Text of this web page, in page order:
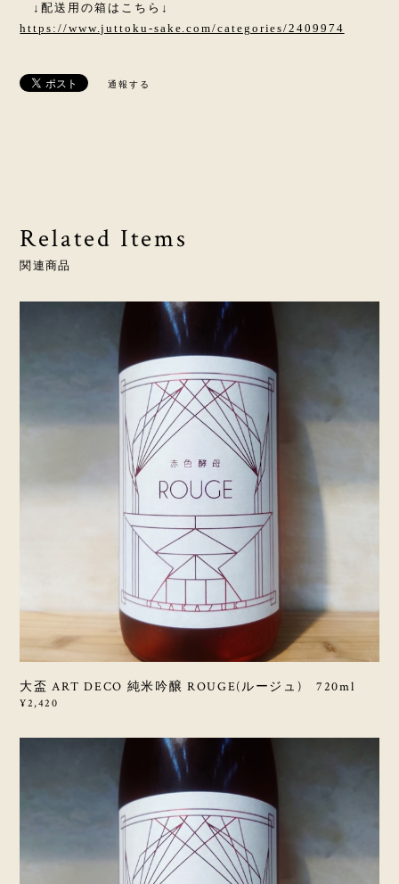
↓配送用の箱はこちら↓
https://www.juttoku-sake.com/categories/2409974
通報する
Related Items
関連商品
大盃 ART DECO 純米吟醸 ROUGE(ルージュ) 720ml
¥2,420